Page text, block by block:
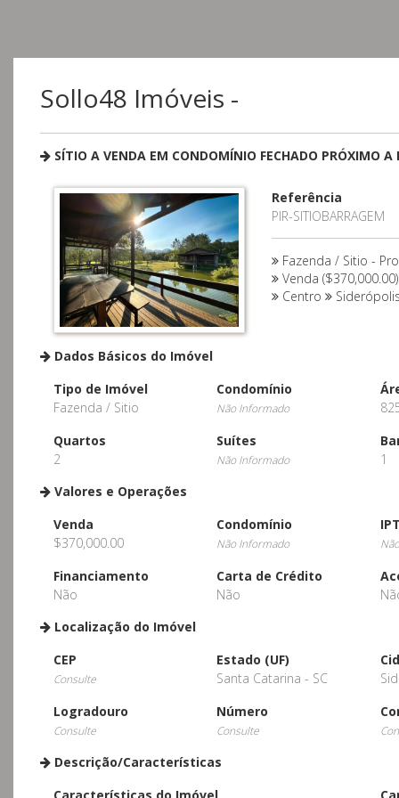
Sollo48 Imóveis -
SÍTIO A VENDA EM CONDOMÍNIO FECHADO PRÓXIMO A
Referência
PIR-SITIOBARRAGEM
Fazenda / Sitio -
Venda ($370,000.00)
Centro
Dados Básicos do Imóvel
Tipo de Imóvel
Fazenda / Sitio
Condomínio
Não Informado
Quartos
2
Suítes
Não Informado
1
Valores e Operações
Venda
$370,000.00
Condomínio
Não Informado
Financiamento
Não
Carta de Crédito
Não
Localização do Imóvel
CEP
Consulte
Estado (UF)
Santa Catarina - SC
Logradouro
Consulte
Número
Consulte
Descrição/Características